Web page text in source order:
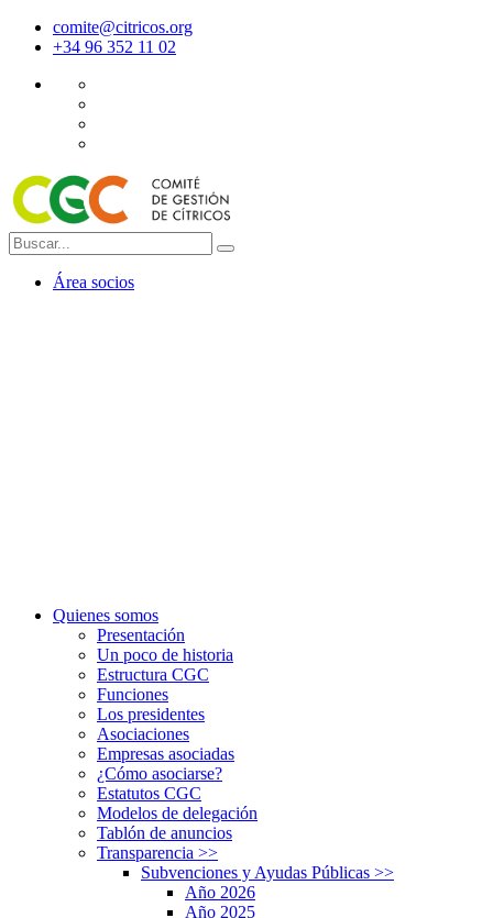
comite@citricos.org
+34 96 352 11 02
Área socios
Quienes somos
Presentación
Un poco de historia
Estructura CGC
Funciones
Los presidentes
Asociaciones
Empresas asociadas
¿Cómo asociarse?
Estatutos CGC
Modelos de delegación
Tablón de anuncios
Transparencia >>
Subvenciones y Ayudas Públicas >>
Año 2026
Año 2025